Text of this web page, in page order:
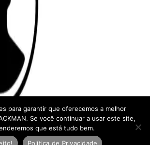
para garantir que oferecemos a melhor
Se você continuar a usar este site,
que está tudo bem.
Política de Privacidade